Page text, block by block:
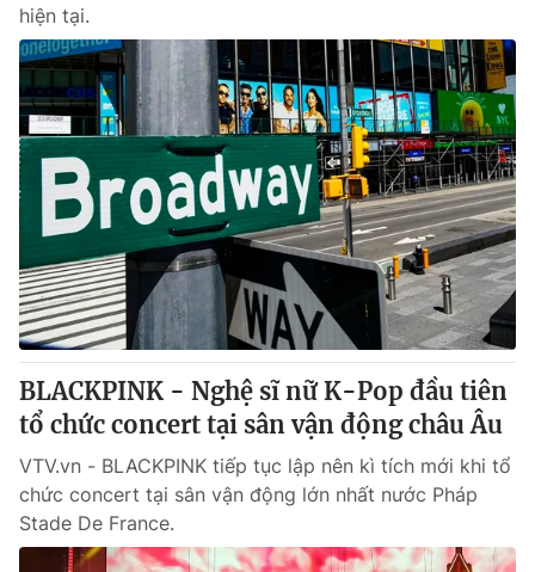
THỜI BÁO VTV
Theo dõi báo trên
Cơ quan chủ quản:Đài Truyền hình Việt Nam
Cơ quan báo chí:
Thời báo VTV
Giấy phép hoạt động báo in và báo điện tử số 483/GP-BTTTT
cấp ngày 29/12/2023
Tổng Biên tập:Vũ Thanh Thủy
Phó Tổng Biên tập: Nguyễn Thị Mỹ Hạnh, Phạm Quốc Thắng,
Nguyễn Trọng Ninh
024.38 355 931 - 024.38 355 932
Ðiện thoại Thời báo VTV: 024.66 897 897
Email:toasoan@vtv.vn
Liên hệ quảng cáo:024-7300.7108
hiện tại.
BLACKPINK - Nghệ sĩ nữ K-Pop đầu tiên
tổ chức concert tại sân vận động châu Âu
VTV.vn - BLACKPINK tiếp tục lập nên kì tích mới khi tổ
chức concert tại sân vận động lớn nhất nước Pháp
Stade De France.